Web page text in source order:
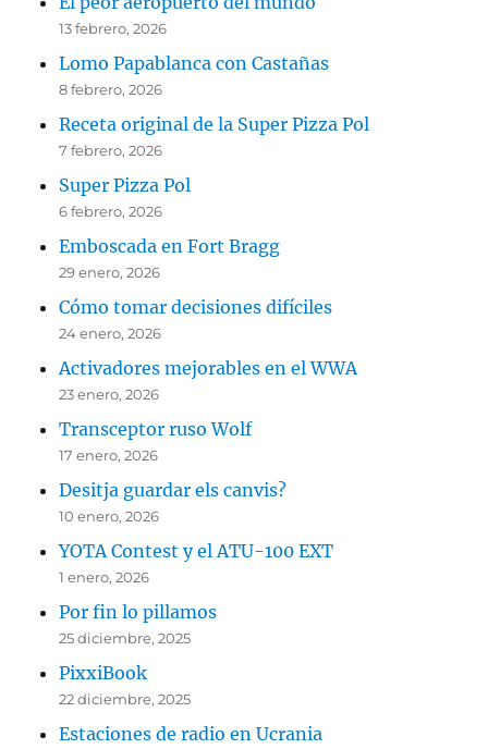
13 febrero, 2026
Lomo Papablanca con Castañas
8 febrero, 2026
Receta original de la Super Pizza Pol
7 febrero, 2026
Super Pizza Pol
6 febrero, 2026
Emboscada en Fort Bragg
29 enero, 2026
Cómo tomar decisiones difíciles
24 enero, 2026
Activadores mejorables en el WWA
23 enero, 2026
Transceptor ruso Wolf
17 enero, 2026
Desitja guardar els canvis?
10 enero, 2026
YOTA Contest y el ATU-100 EXT
1 enero, 2026
Por fin lo pillamos
25 diciembre, 2025
PixxiBook
22 diciembre, 2025
Estaciones de radio en Ucrania